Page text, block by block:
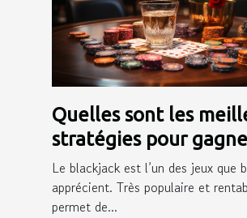
Quelles sont les
stratégies pour
blackjack ?
Le blackjack est l’un des jeux que
apprécient. Très populaire et
permet de...